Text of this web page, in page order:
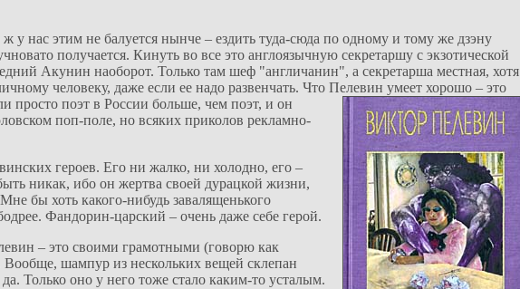
у нас этим не балуется нынче – ездить туда-сюда по одному и тому же дзэну
получается. Кинуть во все это англоязычную секретаршу с экзотической
Акунин наоборот. Только там шеф "англичанин", а секретарша местная, хотя
человеку, даже если ее надо развенчать. Что Пелевин умеет хорошо – это
просто поэт в России больше, чем поэт, и он
поп-поле, но всяких приколов рекламно-
героев. Его ни жалко, ни холодно, его –
никак, ибо он жертва своей дурацкой жизни,
бы хоть какого-нибудь завалященького
Фандорин-царский – очень даже себе герой.
– это своими грамотными (говорю как
шампур из нескольких вещей склепан
Только оно у него тоже стало каким-то усталым.